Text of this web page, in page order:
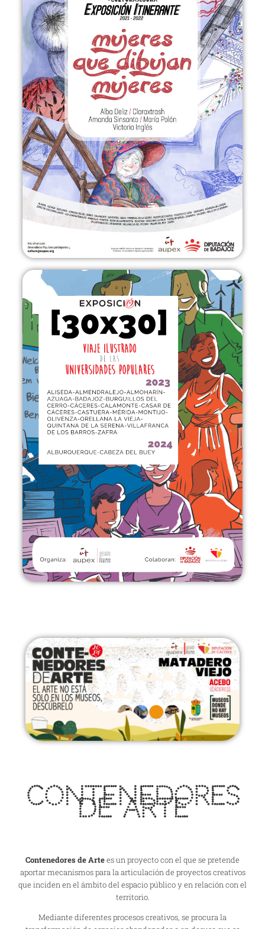
Contenedores
De Arte
Contenedores de Artees un proyecto con el que se pretende
aportar mecanismos para la articulación de proyectos creativos
que inciden en el ámbito del espacio público y en relación con el
territorio.
Mediante diferentes procesos creativos, se procura la